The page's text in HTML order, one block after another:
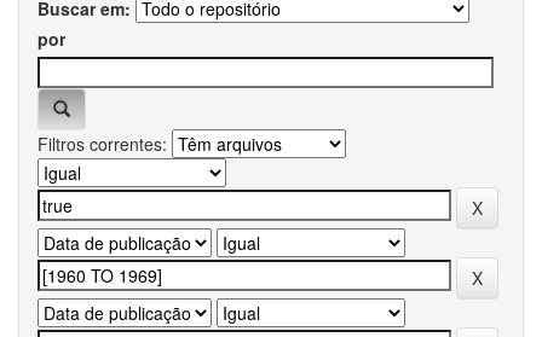
Buscar em:
por
Filtros correntes: